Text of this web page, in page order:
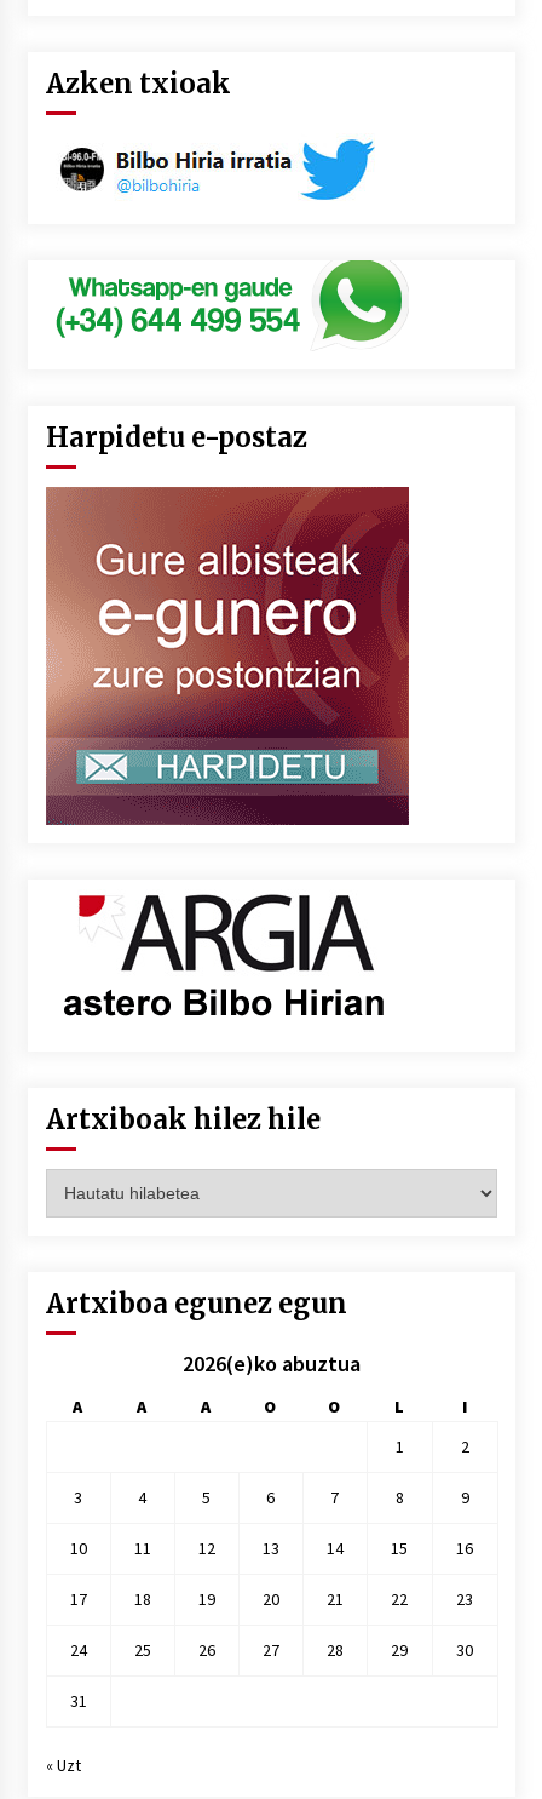
Azken txioak
Harpidetu e-postaz
Artxiboak hilez hile
hilez
Artxiboa egunez egun
2026(e)ko abuztua
A A A O O L
I
1
2
3 4 5 6 7 8 9
10 11 12 13 14 15 16
17 18 19 20 21 22 23
24 25 26 27 28 29 30
31
« Uzt